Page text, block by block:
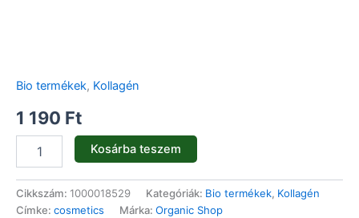
Bio termékek, Kollagén
1 190 Ft
Kosárba teszem
Cikkszám: 1000018529 Kategóriák: Bio termékek, Kollagén
Címke: cosmetics Márka: Organic Shop